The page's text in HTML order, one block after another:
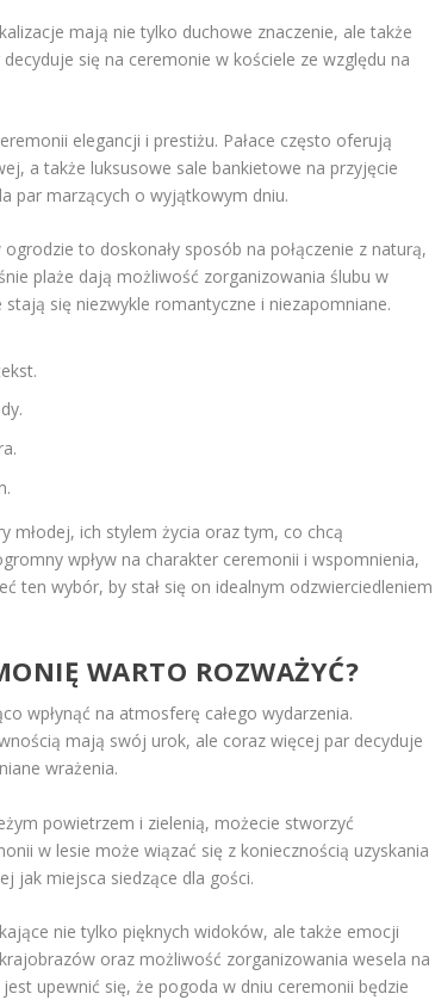
mają nie tylko duchowe znaczenie, ale także
się na ceremonie w kościele ze względu na
elegancji i prestiżu. Pałace często oferują
a także luksusowe sale bankietowe na przyjęcie
par marzących o wyjątkowym dniu.
ogrodzie to doskonały sposób na połączenie z naturą,
plaże dają możliwość zorganizowania ślubu w
się niezwykle romantyczne i niezapomniane.
młodej, ich stylem życia oraz tym, co chcą
wpływ na charakter ceremonii i wspomnienia,
ten wybór, by stał się on idealnym odzwierciedleniem
WARTO ROZWAŻYĆ?
wpłynąć na atmosferę całego wydarzenia.
mają swój urok, ale coraz więcej par decyduje
wrażenia.
powietrzem i zielenią, możecie stworzyć
w lesie może wiązać się z koniecznością uzyskania
jak miejsca siedzące dla gości.
nie tylko pięknych widoków, ale także emocji
oraz możliwość zorganizowania wesela na
upewnić się, że pogoda w dniu ceremonii będzie